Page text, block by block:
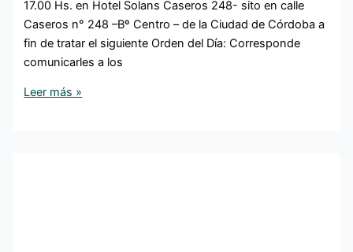
17.00 Hs. en Hotel Solans Caseros 248- sito en calle
Caseros n° 248 –Bº Centro – de la Ciudad de Córdoba a
fin de tratar el siguiente Orden del Día: Corresponde
comunicarles a los
Leer más »